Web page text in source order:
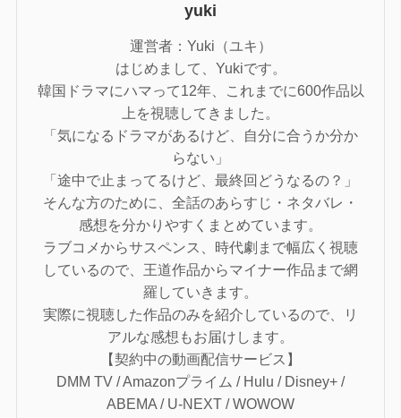
yuki
運営者：Yuki（ユキ）
はじめまして、Yukiです。
韓国ドラマにハマって12年、これまでに600作品以
上を視聴してきました。
「気になるドラマがあるけど、自分に合うか分か
らない」
「途中で止まってるけど、最終回どうなるの？」
そんな方のために、全話のあらすじ・ネタバレ・
感想を分かりやすくまとめています。
ラブコメからサスペンス、時代劇まで幅広く視聴
しているので、王道作品からマイナー作品まで網
羅していきます。
実際に視聴した作品のみを紹介しているので、リ
アルな感想もお届けします。
【契約中の動画配信サービス】
DMM TV / Amazonプライム / Hulu / Disney+ /
ABEMA / U-NEXT / WOWOW